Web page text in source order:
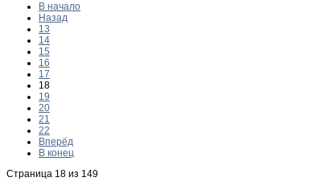
В начало
Назад
13
14
15
16
17
18
19
20
21
22
Вперёд
В конец
Страница 18 из 149